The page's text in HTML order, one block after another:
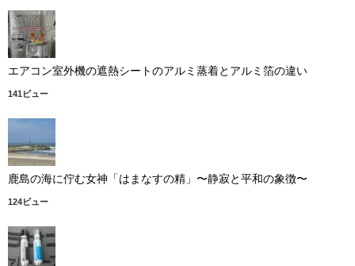
エアコン室外機の遮熱シートのアルミ蒸着とアルミ箔の違い
141ビュー
鹿島の海に佇む女神「はまなすの精」〜静寂と平和の象徴〜
124ビュー